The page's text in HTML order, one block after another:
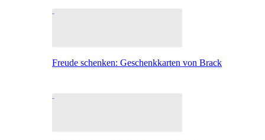
Freude schenken: Geschenkkarten von Brack